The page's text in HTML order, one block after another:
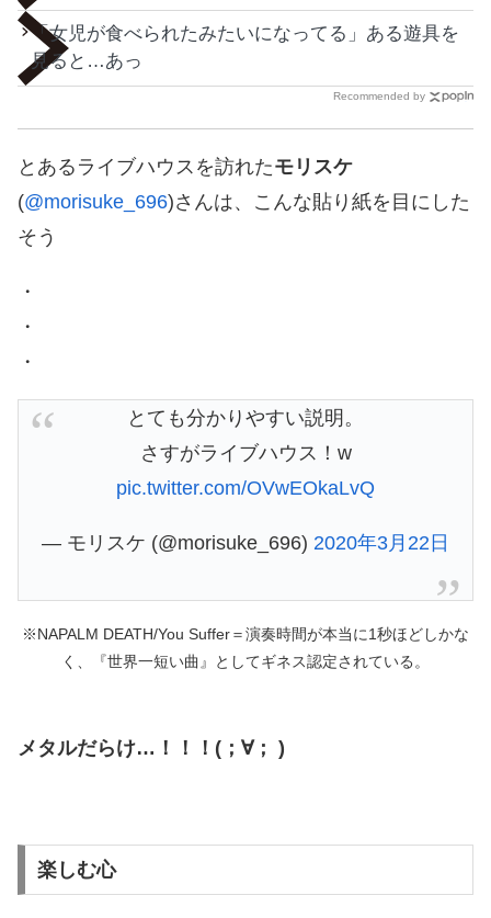
「女児が食べられたみたいになってる」ある遊具を
見ると…あっ
Recommended by
とあるライブハウスを訪れたモリスケ
(@morisuke_696)さんは、こんな貼り紙を目にした
そう
・
・
・
とても分かりやすい説明。
さすがライブハウス！w
pic.twitter.com/OVwEOkaLvQ
— モリスケ (@morisuke_696) 2020年3月22日
※NAPALM DEATH/You Suffer＝演奏時間が本当に1秒ほどしかな
く、『世界一短い曲』としてギネス認定されている。
メタルだらけ…！！！(；∀； )
楽しむ心